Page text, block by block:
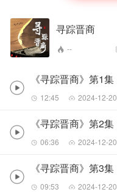
寻踪晋商
--
《寻踪晋商》第1集
12:45 2024-12-20
《寻踪晋商》第2集
06:36 2024-12-20
《寻踪晋商》第3集
09:53 2024-12-20